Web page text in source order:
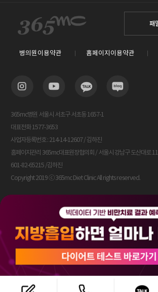
패
병의원이용약관 홈페이지이용약관
365mc병원 서울시 서초구 서초동 1657-1
대표전화 1577-3653
사업자등록번호 : 214-14-12607 / 김하진
홈페이지관리 365mc대표원장협의회 / 서울시 강남구 도산대로
601-82-65215 /김하진
Copyright 2019 ⓒ 365mc Diet Clinic All rights reserved.